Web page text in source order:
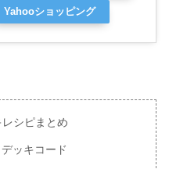
Yahooショッピング
シピまとめ
ッキコード